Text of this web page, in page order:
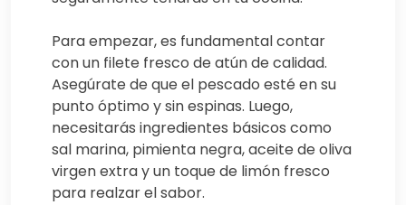
Para empezar, es fundamental contar
con un filete fresco de atún de calidad.
Asegúrate de que el pescado esté en su
punto óptimo y sin espinas. Luego,
necesitarás ingredientes básicos como
sal marina, pimienta negra, aceite de oliva
virgen extra y un toque de limón fresco
para realzar el sabor.